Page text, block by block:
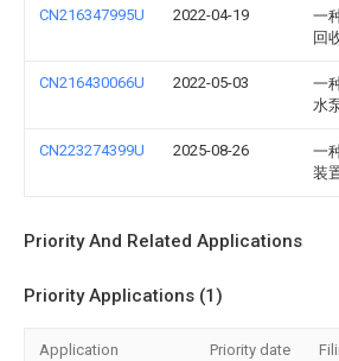
CN216347995U 2022-04-19
一
回
CN216430066U 2022-05-03
一
水
CN223274399U 2025-08-26
一
装
Priority And Related Applications
Priority Applications (1)
Application Priority date